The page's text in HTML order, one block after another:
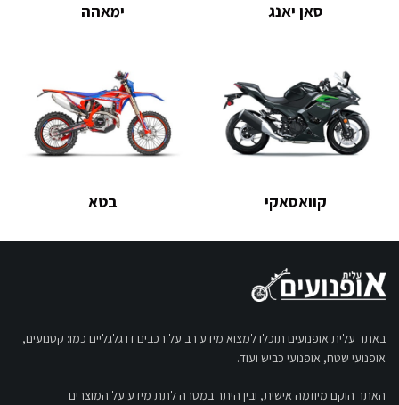
סאן יאנג ימאהה
קוואסאקי בטא
באתר עלית אופנועים תוכלו למצוא מידע רב על רכבים דו גלגליים כמו: קטנועים,
אופנועי שטח, אופנועי כביש ועוד.
האתר הוקם מיוזמה אישית, ובין היתר במטרה לתת מידע על המוצרים